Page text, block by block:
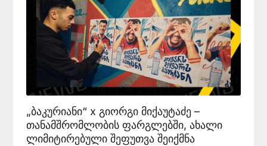
„ბაკურიანი“ x გიორგი მიქაუტაძე –
თანამშრომლობის ფარგლებში, ახალი
ლიმიტირებული შეფუთვა შეიქმნა